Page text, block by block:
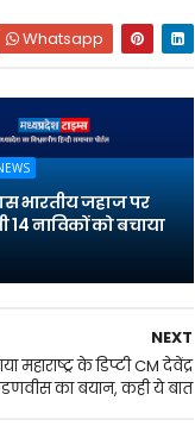
Whatsapp
भारतीय जहाज पर
14 नाविकों को बचाया
NEXT
के डिप्टी CM देवेंद्र
का बयान, कही ये बात